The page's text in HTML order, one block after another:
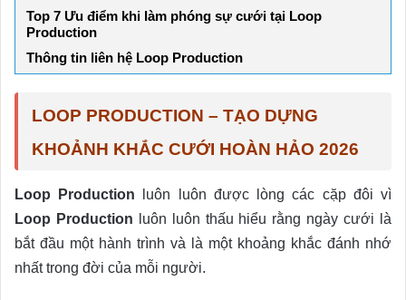
Top 7 Ưu điểm khi làm phóng sự cưới tại Loop
Production
Thông tin liên hệ Loop Production
LOOP PRODUCTION – TẠO DỰNG
KHOẢNH KHẮC CƯỚI HOÀN HẢO 2026
Loop Production luôn luôn được lòng các cặp đôi vì
Loop Production luôn luôn thấu hiểu rằng ngày cưới là
bắt đầu một hành trình và là một khoảng khắc đánh nhớ
nhất trong đời của mỗi người.